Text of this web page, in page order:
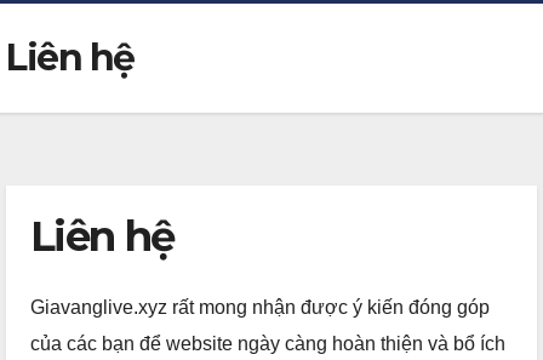
Liên hệ
Liên hệ
Giavanglive.xyz rất mong nhận được ý kiến đóng góp
của các bạn để website ngày càng hoàn thiện và bổ ích